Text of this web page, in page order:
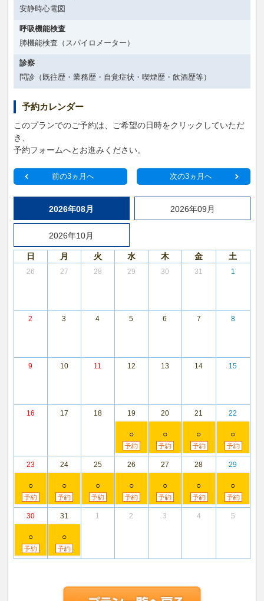
安静時心電図
呼吸機能検査
肺機能検査（スパイロメーター）
診察
問診（既往歴・業務歴・自覚症状・喫煙歴・飲酒歴等）
予約カレンダー
このプランでのご予約は、ご希望の日時をクリックしていただ
き、
予約フォームへとお進みください。
前の3ヵ月へ 次の3ヵ月へ
2026年08月 2026年09月
2026年10月
日 月 火 水 木 金 土
26 27 28 29 30 31 1
2 3 4 5 6 7 8
9 10 11 12 13 14 15
16 17 18 19
○
20
○
21
○
22
○
23
○
24
○
25
○
26
○
27
○
28
○
29
○
30
○
31
○
1 2 3 4 5